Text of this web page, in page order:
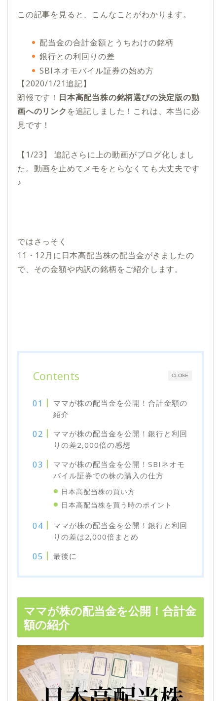
この記事を見ると、こんなことがわかります。
配当金の合計金額とうちわけの銘柄
銀行との利回りの差
SBIネオモバイル証券の始め方
【2020/1/21追記】
朗報です！ 日本高配当株の銘柄選びの決定版の動
画へのリンク を追記しました！これは、本当に必
見です！
【1/23】 追記さらに上の動画がブログ化しまし
た。動画を止めてメモをとらなくても大丈夫です
♪
ではさっそく
11・12月に日本高配当株の配当金がきましたの
で、その金額や内訳の銘柄をご紹介します。
CLOSE
Contents
ママが株の配当金を公開！合計金額の
紹介
ママが株の配当金を公開！銀行と利回
りの差2,000倍の感想
ママが株の配当金を公開！SBIネオモ
バイル証券での株の購入の仕方
日本高配当株の買い方
日本高配当株を買う時のポイント
ママが株の配当金を公開！銀行と利回
りの差は2,000倍まとめ
最後に
ママが株の配当金を公開！合計金
額の紹介